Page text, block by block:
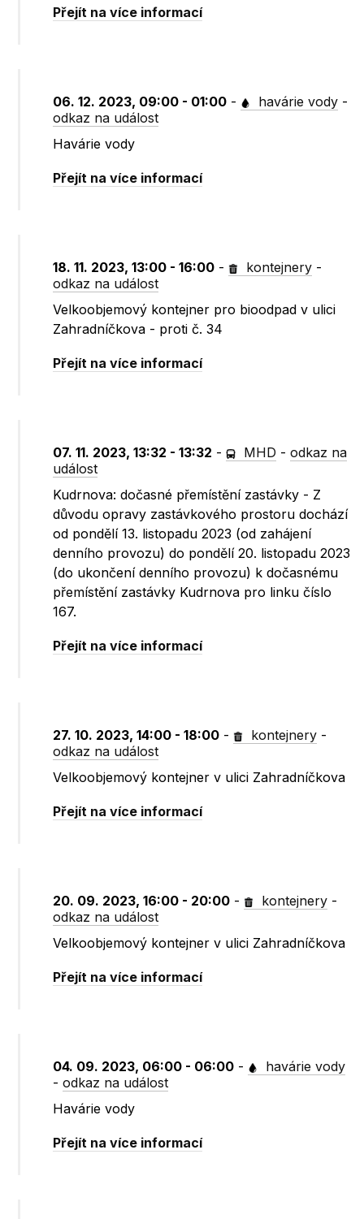
Přejít na více informací
06. 12. 2023, 09:00 - 01:00 - havárie vody -
odkaz na událost
Havárie vody
Přejít na více informací
18. 11. 2023, 13:00 - 16:00 - kontejnery -
odkaz na událost
Velkoobjemový kontejner pro bioodpad v ulici
Zahradníčkova - proti č. 34
Přejít na více informací
07. 11. 2023, 13:32 - 13:32 - MHD -odkaz na
událost
Kudrnova: dočasné přemístění zastávky - Z
důvodu opravy zastávkového prostoru dochází
od pondělí 13. listopadu 2023 (od zahájení
denního provozu) do pondělí 20. listopadu 2023
(do ukončení denního provozu) k dočasnému
přemístění zastávky Kudrnova pro linku číslo
167.
Přejít na více informací
27. 10. 2023, 14:00 - 18:00 - kontejnery -
odkaz na událost
Velkoobjemový kontejner v ulici Zahradníčkova
Přejít na více informací
20. 09. 2023, 16:00 - 20:00 - kontejnery -
odkaz na událost
Velkoobjemový kontejner v ulici Zahradníčkova
Přejít na více informací
04. 09. 2023, 06:00 - 06:00 -
havárie vody
-odkaz na událost
Havárie vody
Přejít na více informací